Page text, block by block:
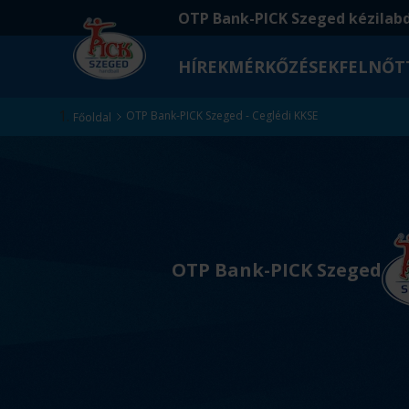
OTP Bank-PICK Szeged
HÍREKMÉRKŐZÉSEK
Főoldal OTP Bank-PICK Szeged - Ceglédi KKSE
OTP Bank-PICK Szeged